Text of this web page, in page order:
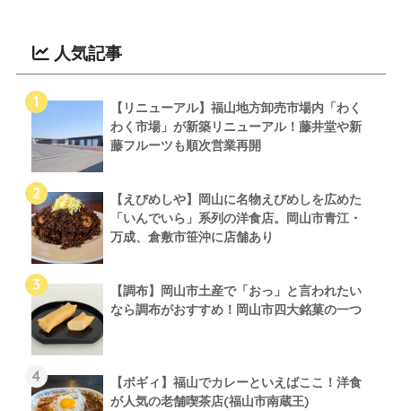
人気記事
【リニューアル】福山地方卸売市場内「わく
わく市場」が新築リニューアル！藤井堂や新
藤フルーツも順次営業再開
【えびめしや】岡山に名物えびめしを広めた
「いんでいら」系列の洋食店。岡山市青江・
万成、倉敷市笹沖に店舗あり
【調布】岡山市土産で「おっ」と言われたい
なら調布がおすすめ！岡山市四大銘菓の一つ
【ボギィ】福山でカレーといえばここ！洋食
が人気の老舗喫茶店(福山市南蔵王)